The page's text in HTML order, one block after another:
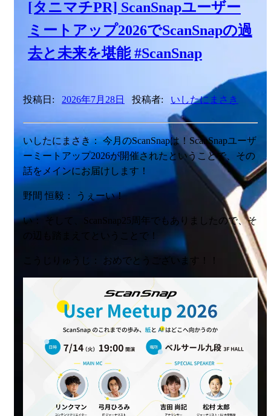
[タニマチPR] ScanSnapユーザー
ミートアップ2026でScanSnapの過
去と未来を堪能 #ScanSnap
投稿日: 2026年7月28日 投稿者: いしたにまさき
いしたにまさき： 今月のScanSnapは！ScanSnapユーザ
ーミートアップ2026が開催されたということで、その
話をメインにお届けします！
野間 恒毅： うぇーい！
い： そして、ScanSnap25周年でもありましたので、そ
の辺も踏まえてということで！
こうじりゅうじ： おめでとうございます！！